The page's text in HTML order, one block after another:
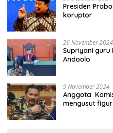
Presiden
koruptor
26 November 2024
Supriyani guru
Andoolo
9 November 2024
Anggota
mengusut